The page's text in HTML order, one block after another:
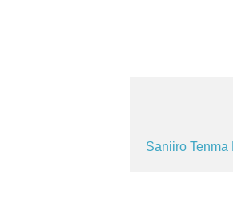
Saniiro Tenma